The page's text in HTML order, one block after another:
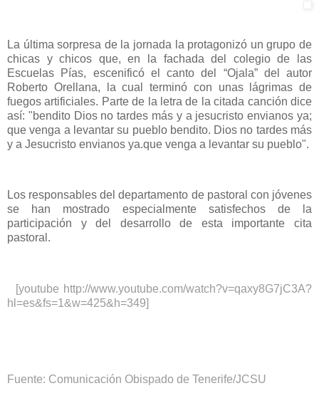
La última sorpresa de la jornada la protagonizó un grupo de
chicas y chicos que, en la fachada del colegio de las
Escuelas Pías, escenificó el canto del “Ojala” del autor
Roberto Orellana, la cual terminó con unas lágrimas de
fuegos artificiales. Parte de la letra de la citada canción dice
así: "bendito Dios no tardes más y a jesucristo envianos ya;
que venga a levantar su pueblo bendito. Dios no tardes más
y a Jesucristo envianos ya.que venga a levantar su pueblo".
Los responsables del departamento de pastoral con jóvenes
se han mostrado especialmente satisfechos de la
participación y del desarrollo de esta importante cita
pastoral.
[youtube http://www.youtube.com/watch?v=qaxy8G7jC3A?
hl=es&fs=1&w=425&h=349]
Fuente: Comunicación Obispado de Tenerife/JCSU